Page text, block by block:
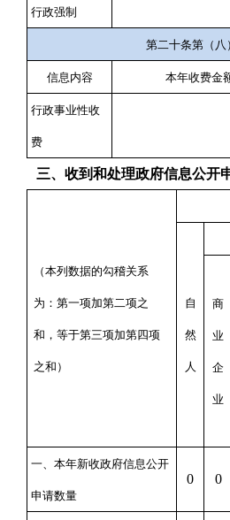
行政强制
第二十条第（八
信息内容 本年收费金
行政事业性收
费
三、收到和处理政府信息公开
（本列数据的勾稽关系
为：第一项加第二项之
和，等于第三项加第四项
之和）
自
然
人
商
业
企
业
一、本年新收政府信息公开
申请数量
0 0